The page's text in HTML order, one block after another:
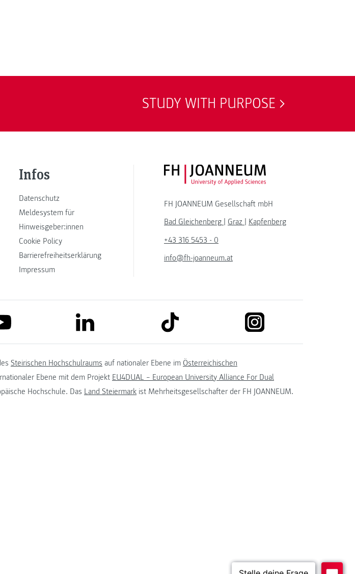
STUDY WITH PURPOSE
Infos
Datenschutz
Meldesystem für
Hinweisgeber:innen
Cookie Policy
Barrierefreiheitserklärung
Impressum
FH JOANNEUM Logo
FH JOANNEUM Gesellschaft mbH
Bad Gleichenberg
Graz
Kapfenberg
+43 316 5453 - 0
info@fh-joanneum.at
link to youtube link to linkedin link to tiktok link to instagram
Steirischen Hochschulraums auf nationaler Ebene im Österreichischen
Ebene mit dem Projekt EU4DUAL – European University Alliance For Dual
Hochschule. Das Land Steiermark ist Mehrheitsgesellschafter der FH JOANNEUM.